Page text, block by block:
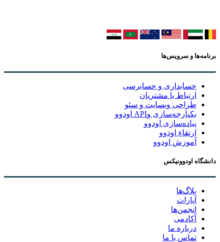
برنامه‌ها و سرویس‌ها
حسابداری و حسابرسی
ارتباط با مشتریان
طراحی وبسایت و سئو
یکپارچه‌سازی وAPI اودوو
پیاده‌سازی اودوو
ارتقاء اودوو
آموزش اودوو
دانشگاه اودوونیکس
بلاگ‌ها
آپارات
انجمن‌ها
آکادمی
درباره ما
تماس با ما